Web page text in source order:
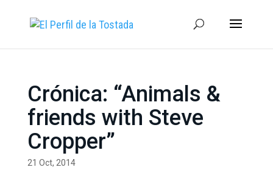
Crónica: “Animals &
friends with Steve
Cropper”
21 Oct, 2014